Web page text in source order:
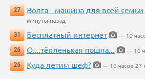
27
Волга - машина для всей семьи
минуты назад
31
Бесплатный интернет
— 10
26
О....тёпленькая пошла...
— 10
26
Куда летим шеф? — 10 часов 27